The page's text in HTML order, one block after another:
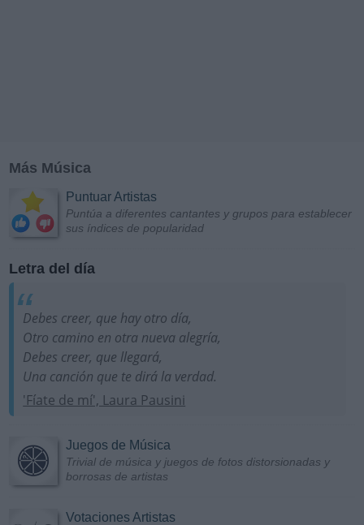
Más Música
Puntuar Artistas
Puntúa a diferentes cantantes y grupos para establecer
sus índices de popularidad
Letra del día
Debes creer, que hay otro día,
Otro camino en otra nueva alegría,
Debes creer, que llegará,
Una canción que te dirá la verdad.
'Fíate de mí', Laura Pausini
Juegos de Música
Trivial de música y juegos de fotos distorsionadas y
borrosas de artistas
Votaciones Artistas